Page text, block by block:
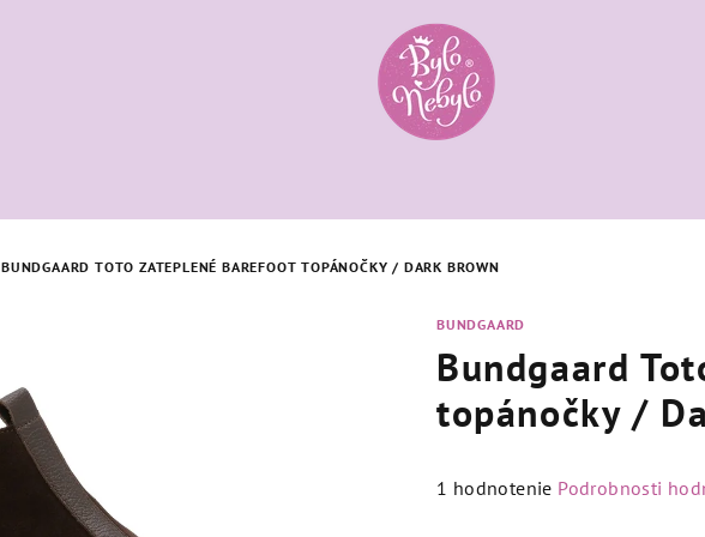
BUNDGAARD TOTO ZATEPLENÉ BAREFOOT TOPÁNOČKY / DARK BROWN
BUNDGAARD
Bundgaard
topánočky /
Priemerné
1 hodnotenie Podrobnosti